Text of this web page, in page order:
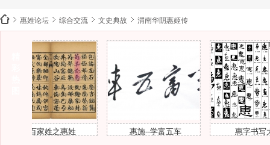
惠姓论坛 综合交流 文史典故 渭南华阴惠姬传
姓之惠姓 惠施--学富五车 惠字书写大全